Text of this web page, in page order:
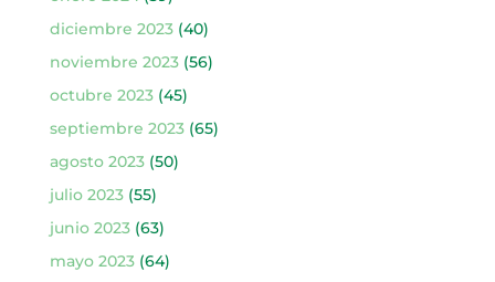
diciembre 2023(40)
noviembre 2023(56)
octubre 2023(45)
septiembre 2023(65)
agosto 2023(50)
julio 2023(55)
junio 2023(63)
mayo 2023(64)